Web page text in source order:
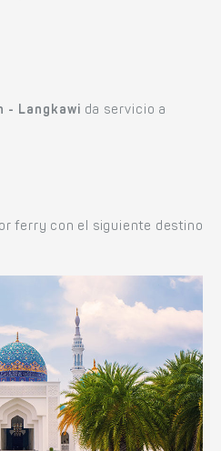
- Langkawi da servicio a
ferry con el siguiente destino